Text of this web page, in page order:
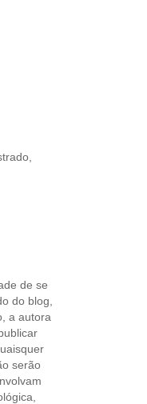
de se
do blog,
a autora
serão